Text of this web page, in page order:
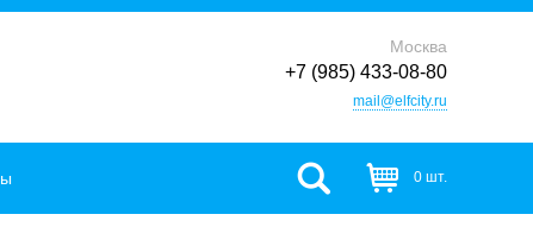
Москва
+7 (985) 433-08-80
mail@elfcity.ru
0 шт.